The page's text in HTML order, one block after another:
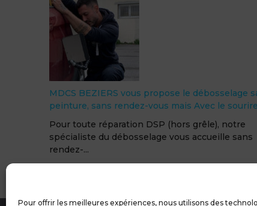
Pour offrir les meilleures expériences, nous utilisons des
avant / après DSP sur Renault Kadjar
Débosselage sans peinture sur Renault Kadjar
/ après Rocky a suivi une formation en interne
MDCS GROUPE